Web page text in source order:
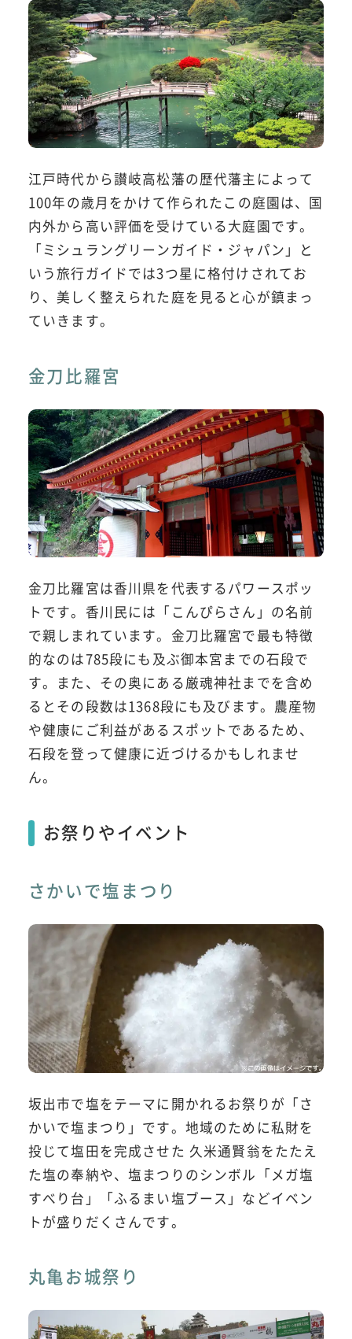
江戸時代から讃岐高松藩の歴代藩主によって
100年の歳月をかけて作られたこの庭園は、国
内外から高い評価を受けている大庭園です。
「ミシュラングリーンガイド・ジャパン」と
いう旅行ガイドでは3つ星に格付けされてお
り、美しく整えられた庭を見ると心が鎮まっ
ていきます。
金刀比羅宮
金刀比羅宮は香川県を代表するパワースポッ
トです。香川民には「こんぴらさん」の名前
で親しまれています。金刀比羅宮で最も特徴
的なのは785段にも及ぶ御本宮までの石段で
す。また、その奥にある厳魂神社までを含め
るとその段数は1368段にも及びます。農産物
や健康にご利益があるスポットであるため、
石段を登って健康に近づけるかもしれませ
ん。
お祭りやイベント
さかいで塩まつり
坂出市で塩をテーマに開かれるお祭りが「さ
かいで塩まつり」です。地域のために私財を
投じて塩田を完成させた 久米通賢翁をたたえ
た塩の奉納や、塩まつりのシンボル「メガ塩
すべり台」「ふるまい塩ブース」などイベン
トが盛りだくさんです。
丸亀お城祭り